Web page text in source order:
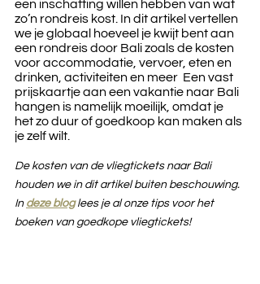
een inschatting willen hebben van wat
zo’n rondreis kost. In dit artikel vertellen
we je globaal hoeveel je kwijt bent aan
een rondreis door Bali zoals de kosten
voor accommodatie, vervoer, eten en
drinken, activiteiten en meer  Een vast
prijskaartje aan een vakantie naar Bali
hangen is namelijk moeilijk, omdat je
het zo duur of goedkoop kan maken als
je zelf wilt.
De kosten van de vliegtickets naar Bali
houden we in dit artikel buiten beschouwing.
In deze blog lees je al onze tips voor het
boeken van goedkope vliegtickets!